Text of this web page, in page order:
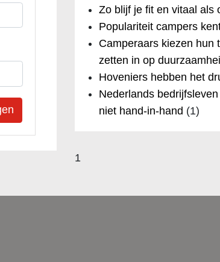
Zo blijf je fit en vitaal als
Populariteit campers
Camperaars kiezen hun
zetten in op
Hoveniers hebben het
Nederlands
niet hand-in-hand (1)
1